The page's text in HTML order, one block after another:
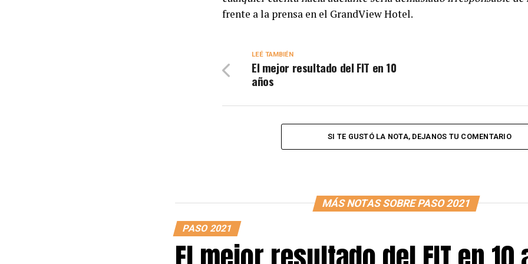
frente a la prensa en el GrandView Hotel.
LEÉ TAMBIÉN
El mejor resultado del FIT en 10
años
SI TE GUSTÓ LA NOTA, DEJANOS TU COMENTARIO
MÁS NOTAS SOBRE PASO 2021
PASO 2021